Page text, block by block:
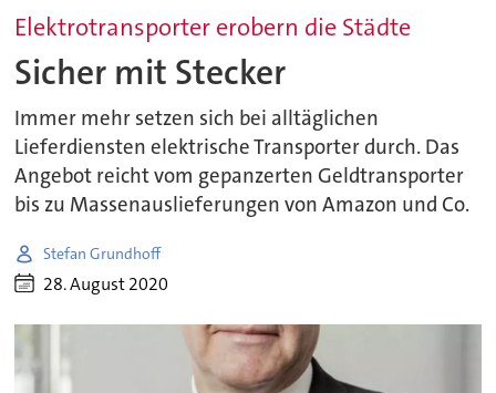
Elektrotransporter erobern die Städte
Sicher mit Stecker
Immer mehr setzen sich bei alltäglichen
Lieferdiensten elektrische Transporter durch. Das
Angebot reicht vom gepanzerten Geldtransporter
bis zu Massenauslieferungen von Amazon und Co.
Stefan Grundhoff
28. August 2020